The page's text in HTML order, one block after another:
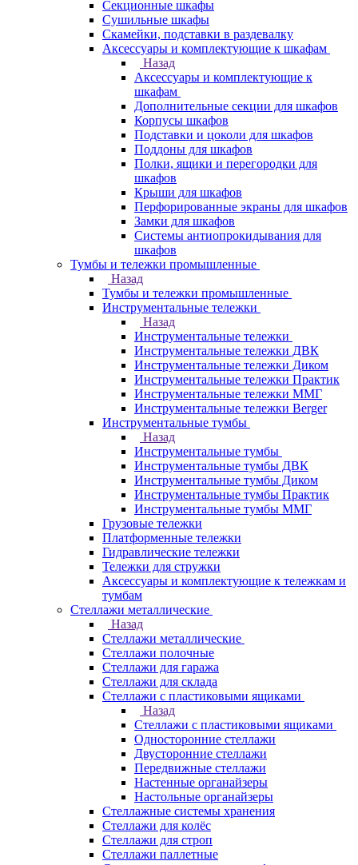
Секционные шкафы
Сушильные шкафы
Скамейки, подставки в раздевалку
Аксессуары и комплектующие к шкафам
Назад
Аксессуары и комплектующие к
шкафам
Дополнительные секции для шкафов
Корпусы шкафов
Подставки и цоколи для шкафов
Поддоны для шкафов
Полки, ящики и перегородки для
шкафов
Крыши для шкафов
Перфорированные экраны для шкафов
Замки для шкафов
Системы антиопрокидывания для
шкафов
Тумбы и тележки промышленные
Назад
Тумбы и тележки промышленные
Инструментальные тележки
Назад
Инструментальные тележки
Инструментальные тележки ДВК
Инструментальные тележки Диком
Инструментальные тележки Практик
Инструментальные тележки ММГ
Инструментальные тележки Berger
Инструментальные тумбы
Назад
Инструментальные тумбы
Инструментальные тумбы ДВК
Инструментальные тумбы Диком
Инструментальные тумбы Практик
Инструментальные тумбы ММГ
Грузовые тележки
Платформенные тележки
Гидравлические тележки
Тележки для стружки
Аксесcуары и комплектующие к тележкам и
тумбам
Стеллажи металлические
Назад
Стеллажи металлические
Стеллажи полочные
Стеллажи для гаража
Стеллажи для склада
Стеллажи с пластиковыми ящиками
Назад
Стеллажи с пластиковыми ящиками
Односторонние стеллажи
Двусторонние стеллажи
Передвижные стеллажи
Настенные органайзеры
Настольные органайзеры
Стеллажные системы хранения
Стеллажи для колёс
Стеллажи для строп
Стеллажи паллетные